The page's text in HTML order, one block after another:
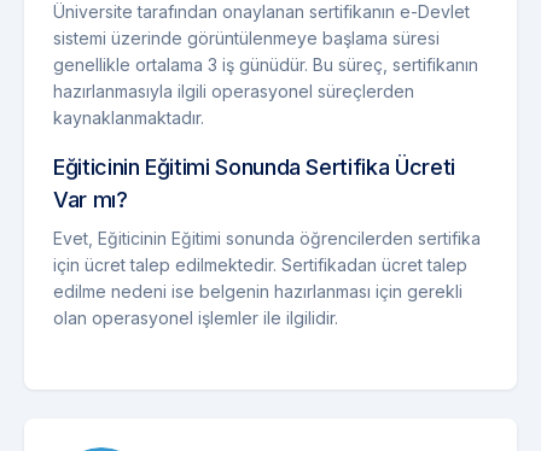
Üniversite tarafından onaylanan sertifikanın e-Devlet
sistemi üzerinde görüntülenmeye başlama süresi
genellikle ortalama 3 iş günüdür. Bu süreç, sertifikanın
hazırlanmasıyla ilgili operasyonel süreçlerden
kaynaklanmaktadır.
Eğiticinin Eğitimi Sonunda Sertifika Ücreti
Var mı?
Evet, Eğiticinin Eğitimi sonunda öğrencilerden sertifika
için ücret talep edilmektedir. Sertifikadan ücret talep
edilme nedeni ise belgenin hazırlanması için gerekli
olan operasyonel işlemler ile ilgilidir.